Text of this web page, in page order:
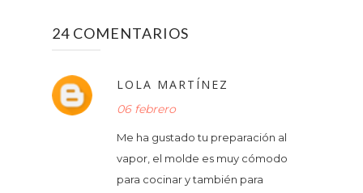
24 COMENTARIOS
LOLA MARTÍNEZ
06 febrero
Me ha gustado tu preparación al
vapor, el molde es muy cómodo
para cocinar y también para